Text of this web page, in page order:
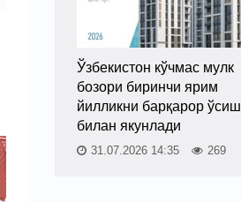
Ўзбекистон кўчмас мулк
бозори биринчи ярим
йилликни барқарор ўсиш
билан якунлади
31.07.2026 14:35 269